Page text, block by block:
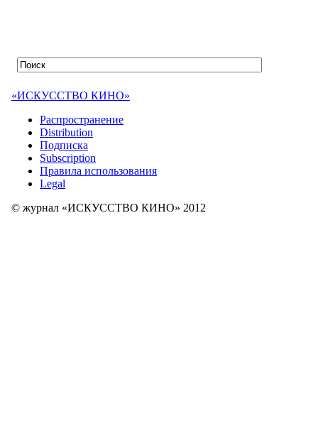
«ИСКУССТВО КИНО»
Распространение
Distribution
Подписка
Subscription
Правила использования
Legal
© журнал «ИСКУССТВО КИНО» 2012